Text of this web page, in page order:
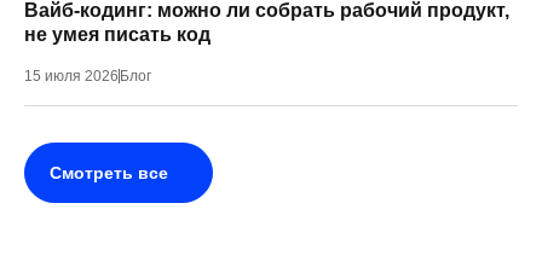
Вайб-кодинг: можно ли собрать рабочий продукт,
не умея писать код
15 июля 2026 Блог
Смотреть все